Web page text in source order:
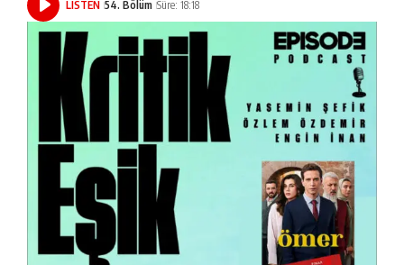
LISTEN 54. Bölüm Süre: 18:18